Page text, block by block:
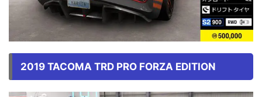
2019 TACOMA TRD PRO FORZA EDITION